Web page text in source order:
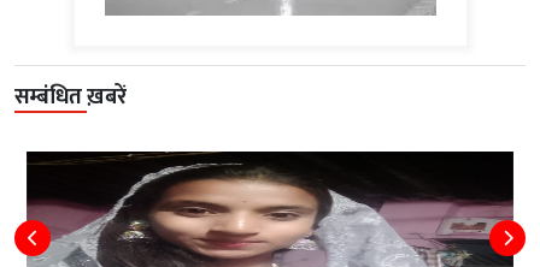
सम्बंधित ख़बरें